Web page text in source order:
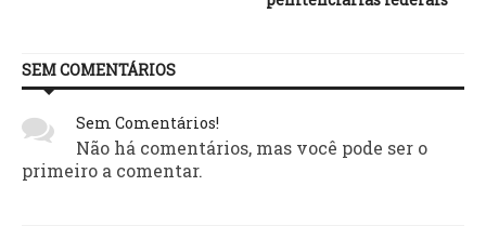
SEM COMENTÁRIOS
Sem Comentários!
Não há comentários, mas você pode ser o
primeiro a comentar.